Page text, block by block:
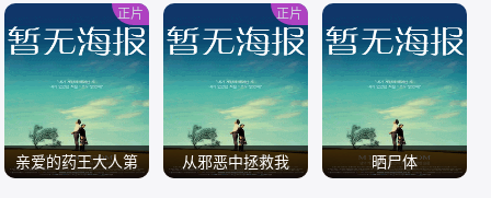
/ / /
亲爱的药王大人第
正片
从邪恶中拯救我
正片
晒尸体